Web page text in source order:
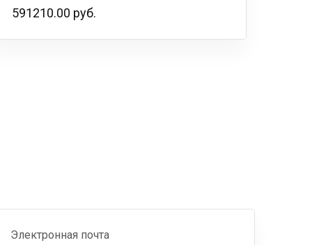
591210.00 руб.
Электронная почта